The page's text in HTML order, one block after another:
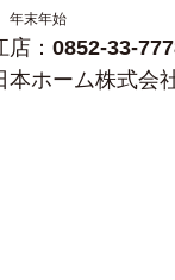
年末年始
店：0852-33-
本ホーム株式会